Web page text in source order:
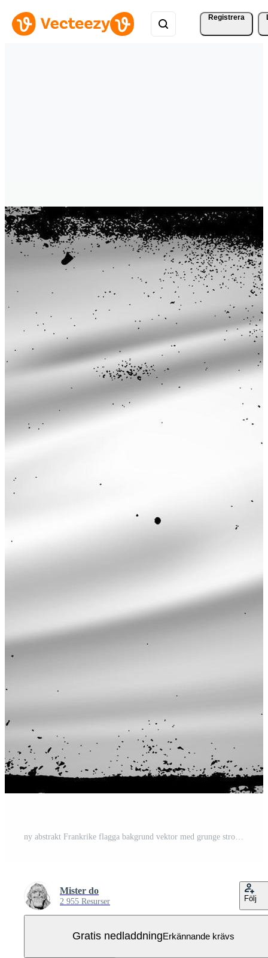
Registrera
Mister do
2 955 Resurser Följ
Gratis nedladdningErkännande krävs